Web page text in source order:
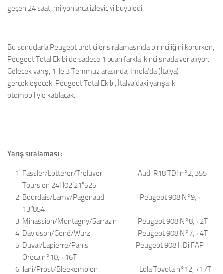
geçen 24 saat, milyonlarca izleyiciyi büyüledi.
Bu sonuçlarla Peugeot üreticiler sıralamasında birinciliğini korurken,
Peugeot Total Ekibi de sadece 1 puan farkla ikinci sırada yer alıyor.
Gelecek yarış, 1 ile 3 Temmuz arasında, Imola’da (İtalya)
gerçekleşecek. Peugeot Total Ekibi, İtalya’daki yarışa iki
otomobiliyle katılacak.
Yarış sıralaması :
Fassler/Lotterer/Treluyer Audi R18 TDI n°2, 355
Tours en 24H02’21″525
Bourdais/Lamy/Pagenaud Peugeot 908 N°9, +
13″854
Minassion/Montagny/Sarrazin Peugeot 908 N°8, +2T
Davidson/Gené/Wurz Peugeot 908 N°7, +4T
Duval/Lapierre/Panis Peugeot 908 HDi FAP
Oreca n°10, +16T
Jani/Prost/Bleekemolen Lola Toyota n°12, +17T